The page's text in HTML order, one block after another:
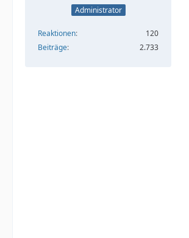
Administrator
Reaktionen
120
Beiträge
2.733